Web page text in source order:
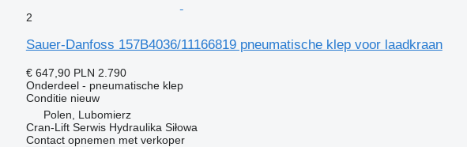
2
Sauer-Danfoss 157B4036/11166819 pneumatische klep voor laadkraan
€ 647,90 PLN 2.790
Onderdeel - pneumatische klep
Conditienieuw
Polen, Lubomierz
Cran-Lift Serwis Hydraulika Siłowa
Contact opnemen met verkoper